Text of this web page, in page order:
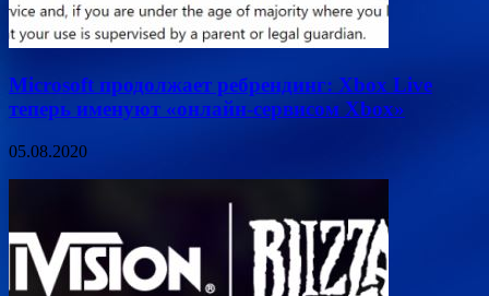
Microsoft продолжает ребрендинг: Xbox Live
теперь именуют «онлайн-сервисом Xbox»
05.08.2020